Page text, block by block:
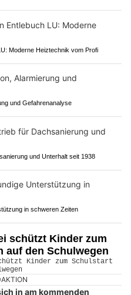
Moderne Heiztechnik vom Profi
und Gefahrenanalyse
und Unterhalt seit 1938
in schweren Zeiten
schützt Kinder zum
auf den Schulwegen
in am kommenden